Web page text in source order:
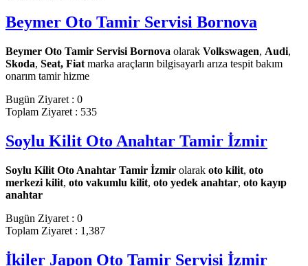
Beymer Oto Tamir Servisi Bornova
Beymer Oto Tamir Servisi Bornova olarak Volkswagen, Audi,
Skoda, Seat, Fiat marka araçların bilgisayarlı arıza tespit bakım
onarım tamir hizme
Bugün Ziyaret : 0
Toplam Ziyaret : 535
Soylu Kilit Oto Anahtar Tamir İzmir
Soylu Kilit Oto Anahtar Tamir İzmir olarak oto kilit, oto
merkezi kilit, oto vakumlu kilit, oto yedek anahtar, oto kayıp
anahtar
Bugün Ziyaret : 0
Toplam Ziyaret : 1,387
İkiler Japon Oto Tamir Servisi İzmir